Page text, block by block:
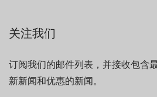
关注我们
订阅我们的邮件列表，并接收包含
新新闻和优惠的新闻。